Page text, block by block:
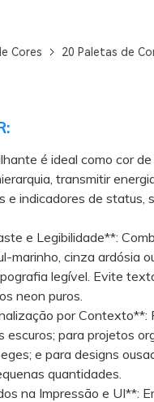
Cores 20 Paletas de
é ideal como cor
transmitir
e indicadores de status,
e Legibilidade**:
marinho, cinza ardósia
legível. Evite
neon puros.
por Contexto**:
escuros; para projetos
e para designs
quantidades.
na Impressão e UI**: